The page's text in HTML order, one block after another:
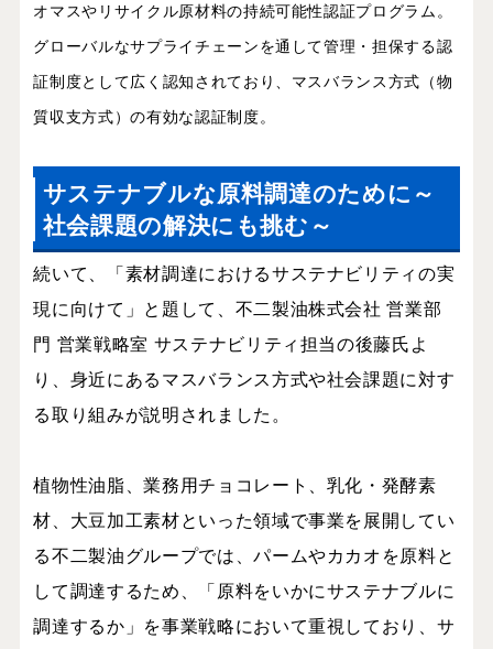
オマスやリサイクル原材料の持続可能性認証プログラム。
グローバルなサプライチェーンを通して管理・担保する認
証制度として広く認知されており、マスバランス方式（物
質収支方式）の有効な認証制度。
サステナブルな原料調達のために～
社会課題の解決にも挑む～
続いて、「素材調達におけるサステナビリティの実
現に向けて」と題して、不二製油株式会社 営業部
門 営業戦略室 サステナビリティ担当の後藤氏よ
り、身近にあるマスバランス方式や社会課題に対す
る取り組みが説明されました。
植物性油脂、業務用チョコレート、乳化・発酵素
材、大豆加工素材といった領域で事業を展開してい
る不二製油グループでは、パームやカカオを原料と
して調達するため、「原料をいかにサステナブルに
調達するか」を事業戦略において重視しており、サ